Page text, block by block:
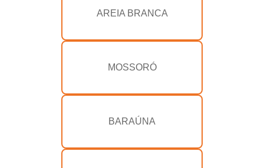
AREIA BRANCA
MOSSORÓ
BARAÚNA